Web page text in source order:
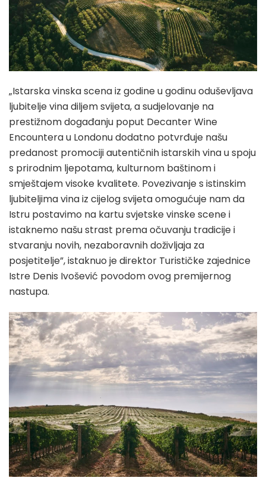
„Istarska vinska scena iz godine u godinu oduševljava
ljubitelje vina diljem svijeta, a sudjelovanje na
prestižnom događanju poput Decanter Wine
Encountera u Londonu dodatno potvrđuje našu
predanost promociji autentičnih istarskih vina u spoju
s prirodnim ljepotama, kulturnom baštinom i
smještajem visoke kvalitete. Povezivanje s istinskim
ljubiteljima vina iz cijelog svijeta omogućuje nam da
Istru postavimo na kartu svjetske vinske scene i
istaknemo našu strast prema očuvanju tradicije i
stvaranju novih, nezaboravnih doživljaja za
posjetitelje”, istaknuo je direktor Turističke zajednice
Istre Denis Ivošević povodom ovog premijernog
nastupa.